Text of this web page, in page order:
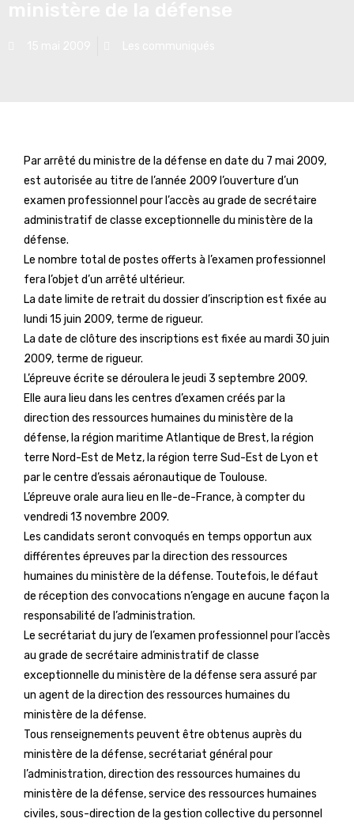
Par arrêté du ministre de la défense en date du 7 mai 2009,
est autorisée au titre de l’année 2009 l’ouverture d’un
examen professionnel pour l’accès au grade de secrétaire
administratif de classe exceptionnelle du ministère de la
défense.
Le nombre total de postes offerts à l’examen professionnel
fera l’objet d’un arrêté ultérieur.
La date limite de retrait du dossier d’inscription est fixée au
lundi 15 juin 2009, terme de rigueur.
La date de clôture des inscriptions est fixée au mardi 30 juin
2009, terme de rigueur.
L’épreuve écrite se déroulera le jeudi 3 septembre 2009.
Elle aura lieu dans les centres d’examen créés par la
direction des ressources humaines du ministère de la
défense, la région maritime Atlantique de Brest, la région
terre Nord-Est de Metz, la région terre Sud-Est de Lyon et
par le centre d’essais aéronautique de Toulouse.
L’épreuve orale aura lieu en Ile-de-France, à compter du
vendredi 13 novembre 2009.
Les candidats seront convoqués en temps opportun aux
différentes épreuves par la direction des ressources
humaines du ministère de la défense. Toutefois, le défaut
de réception des convocations n’engage en aucune façon la
responsabilité de l’administration.
Le secrétariat du jury de l’examen professionnel pour l’accès
au grade de secrétaire administratif de classe
exceptionnelle du ministère de la défense sera assuré par
un agent de la direction des ressources humaines du
ministère de la défense.
Tous renseignements peuvent être obtenus auprès du
ministère de la défense, secrétariat général pour
l’administration, direction des ressources humaines du
ministère de la défense, service des ressources humaines
civiles, sous-direction de la gestion collective du personnel